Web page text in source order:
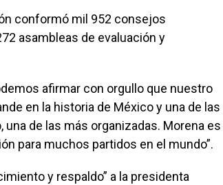
conformó mil 952 consejos
asambleas de evaluación y
afirmar con orgullo que nuestro
en la historia de México y una de las
de las más organizadas. Morena es
para muchos partidos en el mundo”.
y respaldo” a la presidenta